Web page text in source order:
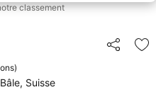
classement
Partager
)
Suisse